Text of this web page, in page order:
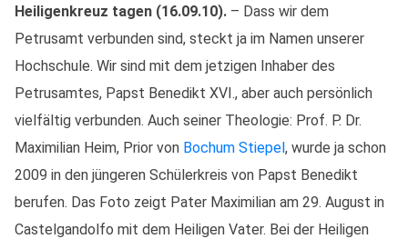
Heiligenkreuz tagen (16.09.10). – Dass wir dem
Petrusamt verbunden sind, steckt ja im Namen unserer
Hochschule. Wir sind mit dem jetzigen Inhaber des
Petrusamtes, Papst Benedikt XVI., aber auch persönlich
vielfältig verbunden. Auch seiner Theologie: Prof. P. Dr.
Maximilian Heim, Prior von Bochum Stiepel, wurde ja schon
2009 in den jüngeren Schülerkreis von Papst Benedikt
berufen. Das Foto zeigt Pater Maximilian am 29. August in
Castelgandolfo mit dem Heiligen Vater. Bei der Heiligen